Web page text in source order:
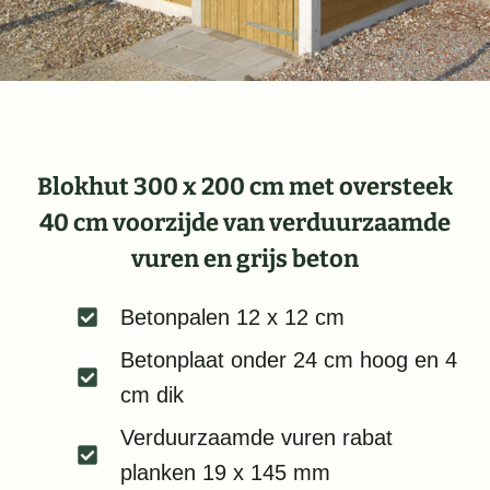
Blokhut 300 x 200 cmmet oversteek
40 cm voorzijde van verduurzaamde
vuren en grijs beton
Betonpalen 12 x 12 cm
Betonplaat onder 24 cm hoog en 4
cm dik
Verduurzaamde vuren rabat
planken 19 x 145 mm